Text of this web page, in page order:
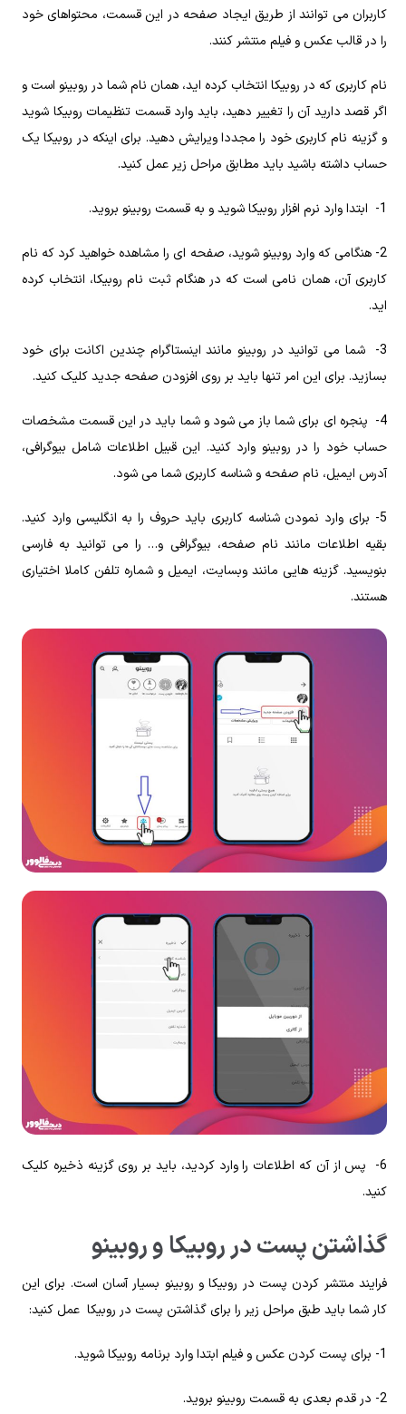
کاربران می توانند از طریق ایجاد صفحه در این قسمت، محتواهای خود
را در قالب عکس و فیلم منتشر کنند.
نام کاربری که در روبیکا انتخاب کرده اید، همان نام شما در روبینو است و
اگر قصد دارید آن را تغییر دهید، باید وارد قسمت تنظیمات روبیکا شوید
و گزینه نام کاربری خود را مجددا ویرایش دهید. برای اینکه در روبیکا یک
حساب داشته باشید باید مطابق مراحل زیر عمل کنید.
1- ابتدا وارد نرم افزار روبیکا شوید و به قسمت روبینو بروید.
2- هنگامی که وارد روبینو شوید، صفحه ای را مشاهده خواهید کرد که نام
کاربری آن، همان نامی است که در هنگام ثبت نام روبیکا، انتخاب کرده
اید.
3- شما می توانید در روبینو مانند اینستاگرام چندین اکانت برای خود
بسازید. برای این امر تنها باید بر روی افزودن صفحه جدید کلیک کنید.
4- پنجره ای برای شما باز می شود و شما باید در این قسمت مشخصات
حساب خود را در روبینو وارد کنید. این قبیل اطلاعات شامل بیوگرافی،
آدرس ایمیل، نام صفحه و شناسه کاربری شما می شود.
5- برای وارد نمودن شناسه کاربری باید حروف را به انگلیسی وارد کنید.
بقیه اطلاعات مانند نام صفحه، بیوگرافی و… را می توانید به فارسی
بنویسید. گزینه هایی مانند وبسایت، ایمیل و شماره تلفن کاملا اختیاری
هستند.
6- پس از آن که اطلاعات را وارد کردید، باید بر روی گزینه ذخیره کلیک
کنید.
گذاشتن پست در روبیکا و روبینو
فرایند منتشر کردن پست در روبیکا و روبینو بسیار آسان است. برای این
کار شما باید طبق مراحل زیر را برای گذاشتن پست در روبیکا عمل کنید:
1- برای پست کردن عکس و فیلم ابتدا وارد برنامه روبیکا شوید.
2- در قدم بعدی به قسمت روبینو بروید.